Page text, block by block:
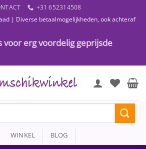
+31 652314508
| Diverse betaalmogelijkheden, ook achteraf
voor erg voordelig geprijsde
WINKEL BLOG